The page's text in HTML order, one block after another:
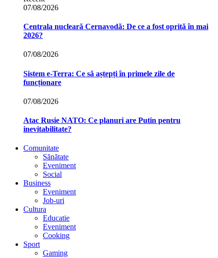
07/08/2026
Centrala nucleară Cernavodă: De ce a fost oprită în mai
2026?
07/08/2026
Sistem e-Terra: Ce să aștepți în primele zile de
funcționare
07/08/2026
Atac Rusie NATO: Ce planuri are Putin pentru
inevitabilitate?
Comunitate
Sănătate
Eveniment
Social
Business
Eveniment
Job-uri
Cultura
Educatie
Eveniment
Cooking
Sport
Gaming